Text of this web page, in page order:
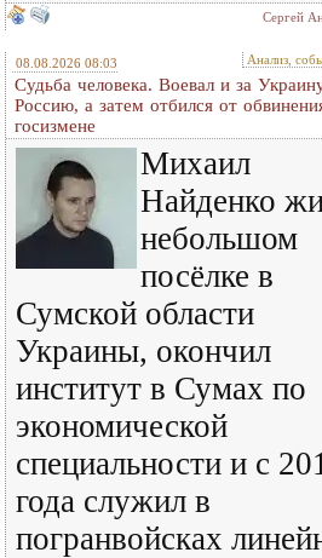
Сергей
08.08.2026 08:03 Анализ,
Судьба человека. Воевал и за
Россию, а затем отбился от
госизмене
Михаил
Найденко
небольшом
посёлке в
Сумской области
Украины, окончил
институт в Сумах по
экономической
специальности и с
года служил в
погранвойсках